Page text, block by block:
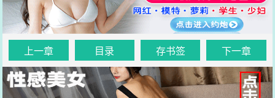
上一章 目录 存书签 下一章